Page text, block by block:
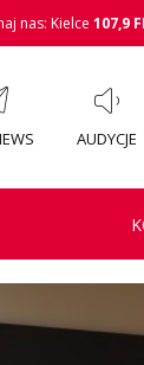
nas: Kielce 107,9
AUDYCJE